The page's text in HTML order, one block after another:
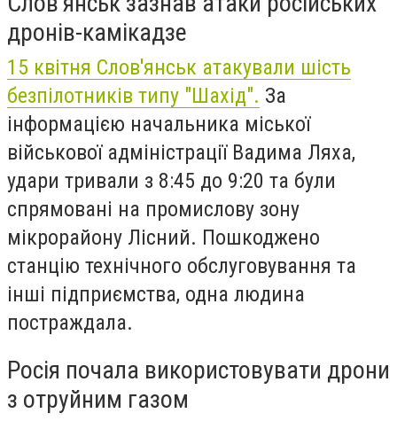
дронів-камікадзе
15 квітня Слов'янськ атакували шість
безпілотників типу "Шахід". За
інформацією начальника міської
військової адміністрації Вадима Ляха,
удари тривали з 8:45 до 9:20 та були
спрямовані на промислову зону
мікрорайону Лісний. Пошкоджено
станцію технічного обслуговування та
інші підприємства, одна людина
постраждала.
Росія почала використовувати дрони
з отруйним газом